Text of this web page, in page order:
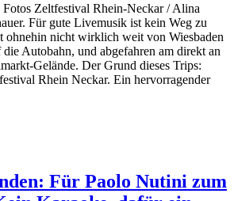
Zeltfestival Rhein-Neckar / Alina
Für gute Livemusik ist kein Weg zu
ohnehin nicht wirklich weit von Wiesbaden
Autobahn, und abgefahren am direkt an
Gelände. Der Grund dieses Trips:
Rhein Neckar. Ein hervorragender
Für Paolo Nutini zum